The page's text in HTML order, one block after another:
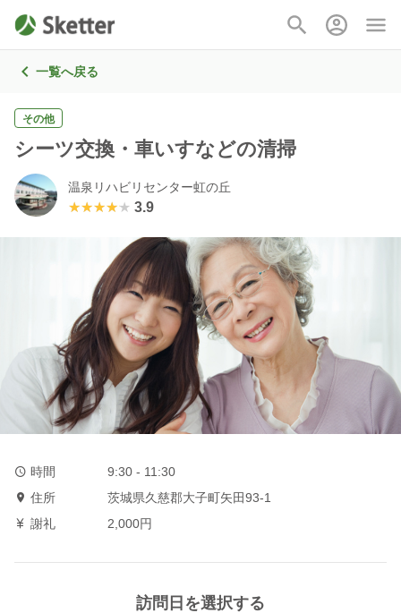
一覧へ戻る
その他
シーツ交換・車いすなどの清掃
温泉リハビリセンター虹の丘
★★★★★
★★★★★ 3.9
時間
9:30 - 11:30
住所
茨城県久慈郡大子町矢田93-1
謝礼
2,000円
訪問日を選択する